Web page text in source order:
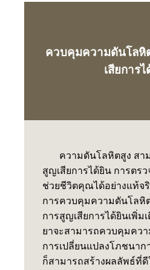
ควบคุมความดันโลหิ
เสียการ
ความดันโลหิตสูง สาม
สูญเสียการได้ยิน การตรว
ช่วยชีวิตคุณได้อย่างแท้จ
การควบคุมความดันโลหิ
การสูญเสียการได้ยินเพิ่ม
ยาจะสามารถควบคุมคว
การเปลี่ยนแปลงโภชนาก
ก็สามารถสร้างผลลัพธ์ที่